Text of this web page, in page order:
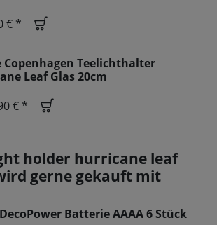
€ *
Copenhagen Teelichthalter
Leaf Glas 20cm
€ *
holder hurricane leaf
gerne gekauft mit
Batterie AAAA 6 Stück